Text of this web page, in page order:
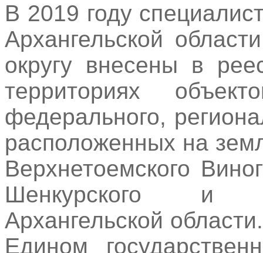
В 2019 году
Архангельской
округу внесены в
территориях
федерального,
расположенных на
Верхнетоемского
Шенкурского и
Архангельской
Едином